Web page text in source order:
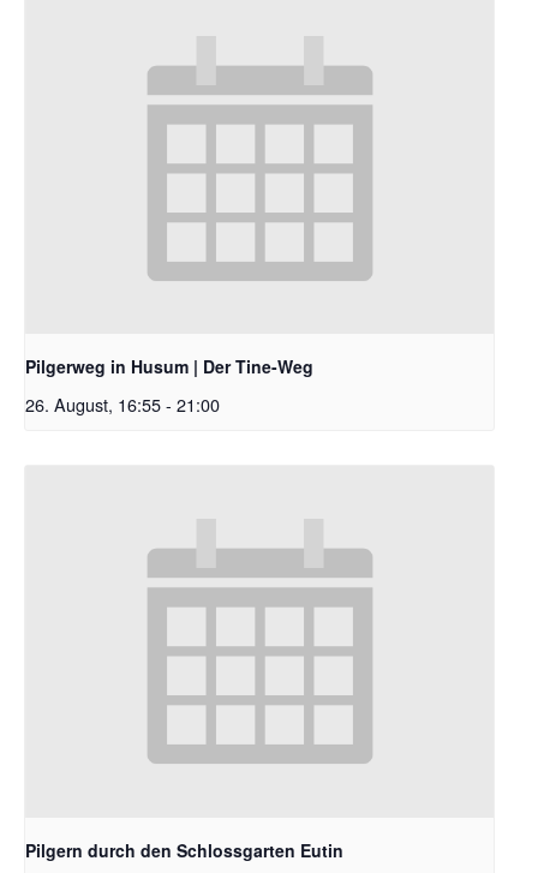
Pilgerweg in Husum | Der Tine-Weg
26. August, 16:55- 21:00
Pilgern durch den Schlossgarten Eutin